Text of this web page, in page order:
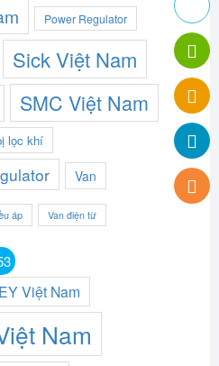
Power Regulator
Sick Việt Nam
SMC Việt Nam
lọc khí
Van
áp Van điện từ
Việt Nam
Nam